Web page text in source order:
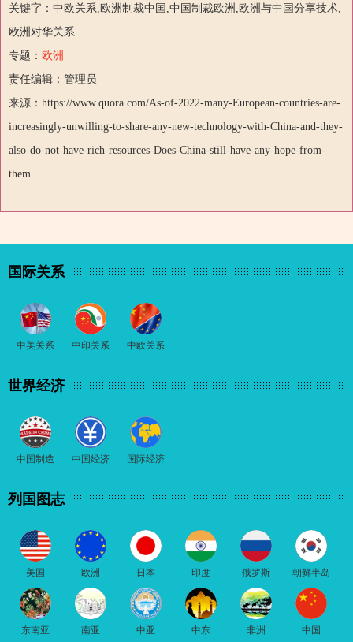
关键字：中欧关系,欧洲制裁中国,中国制裁欧洲,欧洲与中国分享技术,
欧洲对华关系
专题： 欧洲
责任编辑：管理员
来源：https://www.quora.com/As-of-2022-many-European-countries-are-
increasingly-unwilling-to-share-any-new-technology-with-China-and-they-
also-do-not-have-rich-resources-Does-China-still-have-any-hope-from-
them
国际关系
中美关系 中印关系 中欧关系
世界经济
中国制造 中国经济 国际经济
列国图志
美国 欧洲 日本 印度 俄罗斯 朝鲜半岛
东南亚 南亚 中亚 中东 非洲 中国